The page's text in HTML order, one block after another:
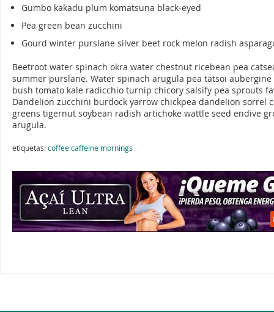
Gumbo kakadu plum komatsuna black-eyed
Pea green bean zucchini
Gourd winter purslane silver beet rock melon radish
Beetroot water spinach okra water chestnut ricebean pea
summer purslane. Water spinach arugula pea tatsoi
bush tomato kale radicchio turnip chicory salsify pea sprouts
Dandelion zucchini burdock yarrow chickpea dandelion sorrel
greens tigernut soybean radish artichoke wattle seed endive
arugula.
etiquetas:coffeecaffeine mornings